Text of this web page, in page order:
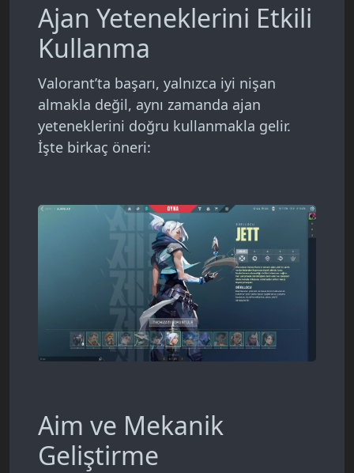
Ajan Yeteneklerini Etkili
Kullanma
Valorant’ta başarı, yalnızca iyi nişan
almakla değil, aynı zamanda ajan
yeteneklerini doğru kullanmakla gelir.
İşte birkaç öneri:
Aim ve Mekanik
Geliştirme